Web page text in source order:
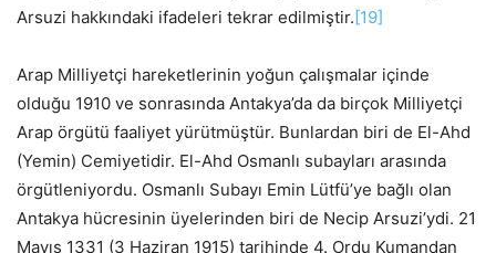
Arsuzi hakkındaki ifadeleri tekrar edilmiştir.[19]
Arap Milliyetçi hareketlerinin yoğun çalışmalar içinde
olduğu 1910 ve sonrasında Antakya’da da birçok Milliyetçi
Arap örgütü faaliyet yürütmüştür. Bunlardan biri de El-Ahd
(Yemin) Cemiyetidir. El-Ahd Osmanlı subayları arasında
örgütleniyordu. Osmanlı Subayı Emin Lütfü’ye bağlı olan
Antakya hücresinin üyelerinden biri de Necip Arsuzi’ydi. 21
Mayıs 1331 (3 Haziran 1915) tarihinde 4. Ordu Kumandan